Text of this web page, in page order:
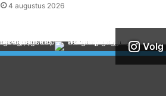
g
4 augustus 2026
Volg